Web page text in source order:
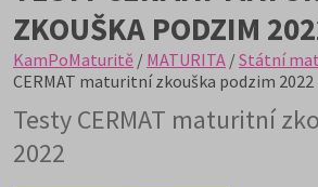
ZKOUŠKA PODZIM
KamPoMaturitě / MATURITA /Státní
CERMAT maturitní zkouška podzim 2022
Testy CERMAT maturitní
2022